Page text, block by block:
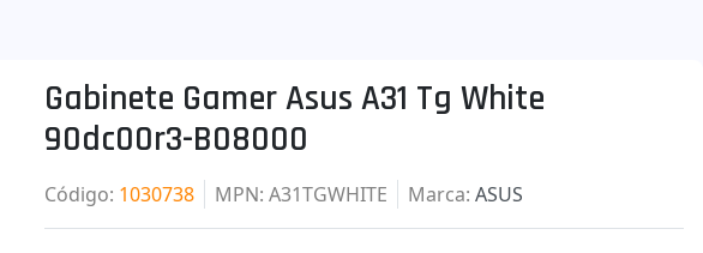
Gabinete Gamer Asus A31 Tg White
90dc00r3-B08000
Código: 1030738 MPN: A31TGWHITE Marca:ASUS